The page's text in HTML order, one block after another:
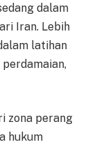
dalam
Iran. Lebih
latihan
zona perang
hukum